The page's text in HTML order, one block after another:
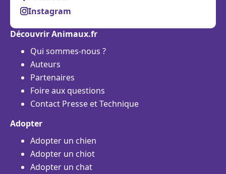
Instagram
Découvrir Animaux.fr
Qui sommes-nous ?
Auteurs
Partenaires
Foire aux questions
Contact Presse et Technique
Adopter
Adopter un chien
Adopter un chiot
Adopter un chat